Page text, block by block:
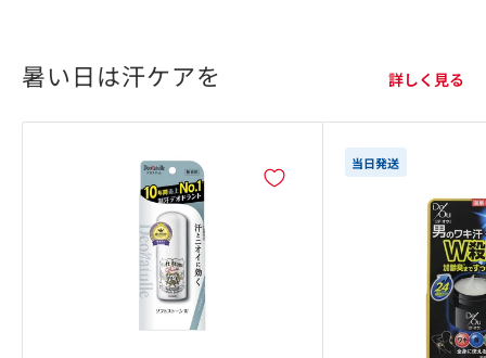
暑い日は汗ケアを 詳しく見る
当日発送